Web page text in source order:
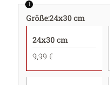
1
Größe:24x30 cm
24x30 cm
9,99 €